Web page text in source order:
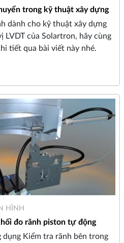
trong kỹ thuật xây dựng
dành cho kỹ thuật xây dựng
LVDT của Solartron, hãy cùng
tiết qua bài viết này nhé.
HÌNH
đo rãnh piston tự động
Kiểm tra rãnh bên trong